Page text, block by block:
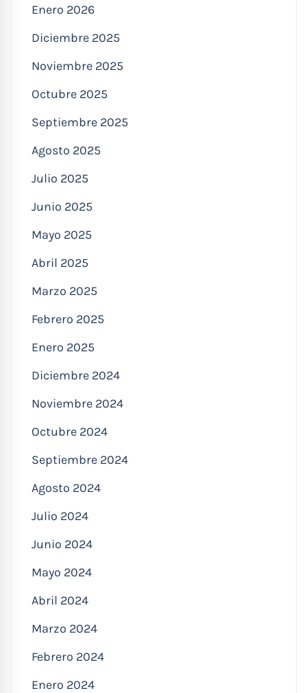
Enero 2026
Diciembre 2025
Noviembre 2025
Octubre 2025
Septiembre 2025
Agosto 2025
Julio 2025
Junio 2025
Mayo 2025
Abril 2025
Marzo 2025
Febrero 2025
Enero 2025
Diciembre 2024
Noviembre 2024
Octubre 2024
Septiembre 2024
Agosto 2024
Julio 2024
Junio 2024
Mayo 2024
Abril 2024
Marzo 2024
Febrero 2024
Enero 2024